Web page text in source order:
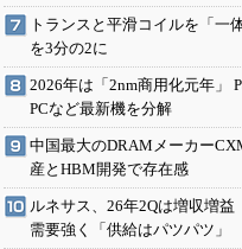
トランスと平滑コイルを「一
を3分の2に
2026年は「2nm商用化元年」
PCなど最新機を分解
中国最大のDRAMメーカー
産とHBM開発で存在感
ルネサス、26年2Qは増収増
需要強く「供給はパツパツ」